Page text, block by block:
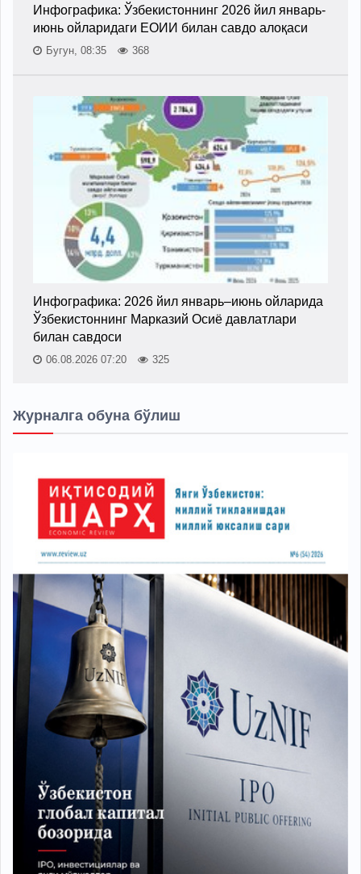
Инфографика: Ўзбекистоннинг 2026 йил январь-
июнь ойларидаги ЕОИИ билан савдо алоқаси
Бугун, 08:35 368
Инфографика: 2026 йил январь–июнь ойларида
Ўзбекистоннинг Марказий Осиё давлатлари
билан савдоси
06.08.2026 07:20 325
Журналга обуна бўлиш